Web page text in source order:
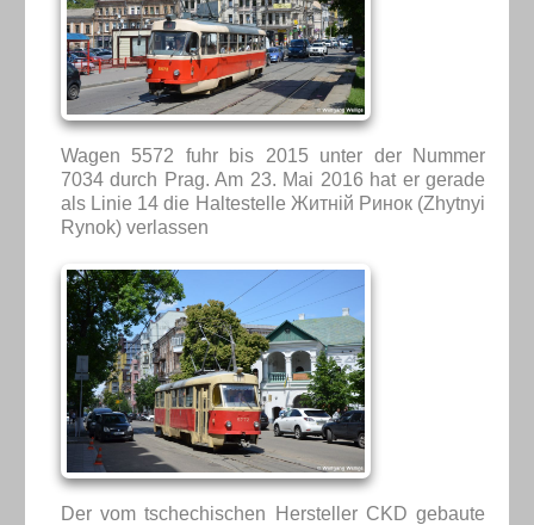
Wagen 5572 fuhr bis 2015 unter der Nummer
7034 durch Prag. Am 23. Mai 2016 hat er gerade
als Linie 14 die Haltestelle Житній Ринок (Zhytnyi
Rynok) verlassen
Der vom tschechischen Hersteller CKD gebaute